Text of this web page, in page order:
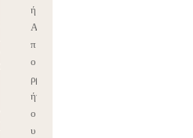
ή
Α
π
ο
ρρ
ήτ
ο
υ